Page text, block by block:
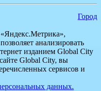
Город
анализировать
изданием Global City
Global City, вы
сервисов и
данных.